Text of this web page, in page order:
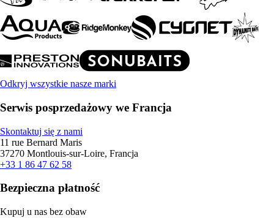
Odkryj wszystkie nasze marki
Serwis posprzedażowy we Francja
Skontaktuj się z nami
11 rue Bernard Maris
37270 Montlouis-sur-Loire, Francja
+33 1 86 47 62 58
Bezpieczna płatność
Kupuj u nas bez obaw